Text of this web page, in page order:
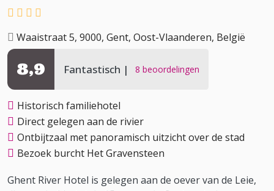
Waaistraat 5, 9000, Gent, Oost-Vlaanderen, België
Fantastisch 8 beoordelingen
8,9
Historisch familiehotel
Direct gelegen aan de rivier
Ontbijtzaal met panoramisch uitzicht over de stad
Bezoek burcht Het Gravensteen
Ghent River Hotel is gelegen aan de oever van de Leie,